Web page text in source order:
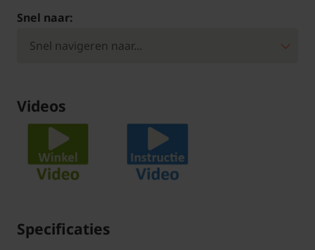
Snel naar:
Videos
Specificaties